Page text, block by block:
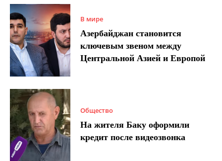
В мире
Азербайджан становится
ключевым звеном между
Центральной Азией и Европой
Общество
На жителя Баку оформили
кредит после видеозвонка